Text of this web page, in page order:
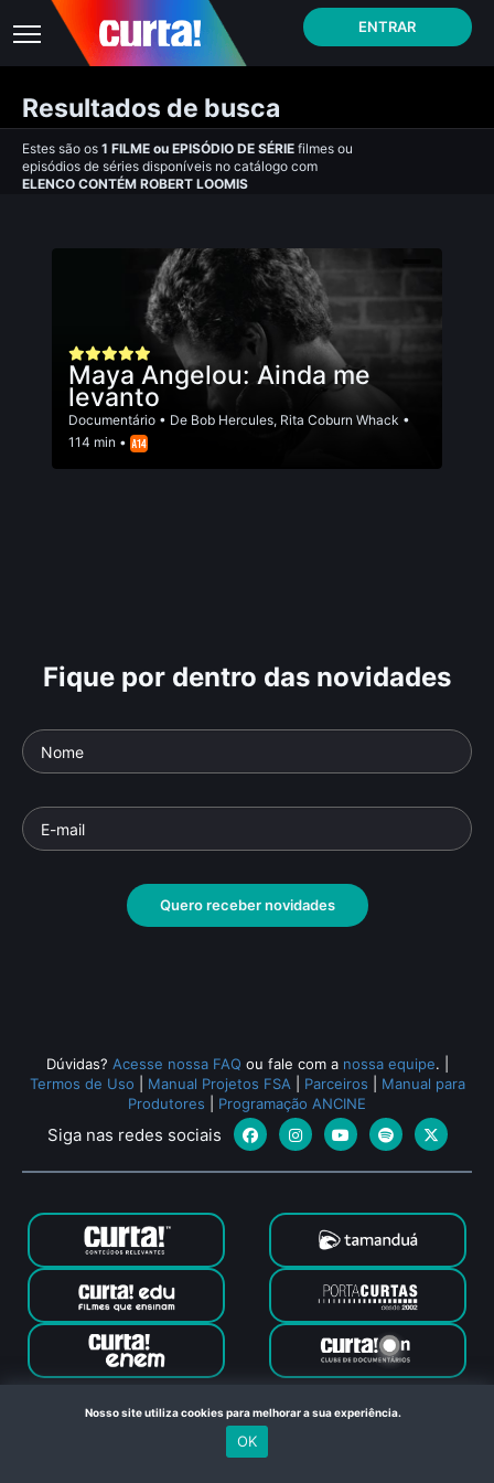
ENTRAR
Resultados de busca
Estes são os 1 FILME ou EPISÓDIO DE SÉRIE filmes ou
episódios de séries disponíveis no catálogo com
ELENCO CONTÉM ROBERT LOOMIS
Maya Angelou: Ainda me
levanto
Documentário • De Bob Hercules, Rita Coburn Whack •
114 min •
Fique por dentro das novidades
Quero receber novidades
Dúvidas? Acesse nossa FAQ ou fale com a nossa equipe.
Termos de Uso
Manual Projetos FSA Parceiros
Manual para
Produtores
Programação ANCINE
Siga nas redes sociais
Canal Curta © 2024. Todos os direitos reservados. Feito com
no Rio de Janeiro
Nosso site utiliza cookies para melhorar a sua experiência.
OK